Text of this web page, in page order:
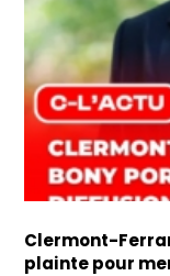
Clermont-
plainte pour